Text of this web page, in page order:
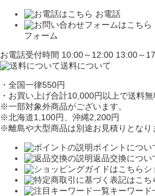
お電話
フォーム
お電話受付時間 10:00～12:00 13:00～
送料について
・全国一律550円
・お買い上げ合計10,000円 以上で送料無
※一部対象外商品がございます。
※北海道1,100円
、沖縄2,200円
※離島や大型商品は別途お見積りとなり
ポイントについ
返品交換につい
シ
キーワード